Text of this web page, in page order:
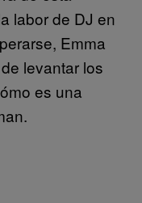
labor de DJ en
Emma
levantar los
es una